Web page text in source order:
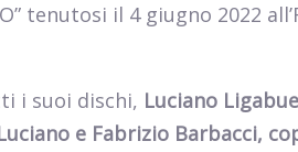
tenutosi il 4 giugno 2022
i suoi dischi, Luciano
e Fabrizio Barbacci,